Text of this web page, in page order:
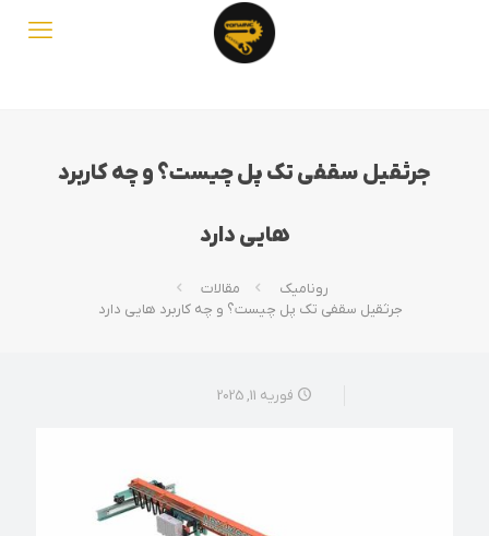
جرثقیل سقفی تک پل چیست؟ و چه کاربرد
هایی دارد
رونامیک
مقالات
جرثقیل سقفی تک پل چیست؟ و چه کاربرد هایی دارد
فوریه 11, 2025